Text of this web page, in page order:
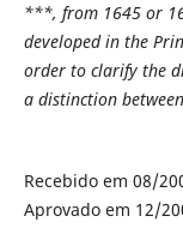
***, from 1645 or
developed in the
order to clarify the
a distinction
Recebido em 08/
Aprovado em 12/